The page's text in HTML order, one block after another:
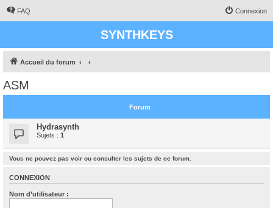
FAQ Connexion
SYNTHKEYS
Accueil du forum
ASM
Forum
Hydrasynth
Sujets : 1
Vous ne pouvez pas voir ou consulter les sujets de ce forum.
CONNEXION
Nom d’utilisateur :